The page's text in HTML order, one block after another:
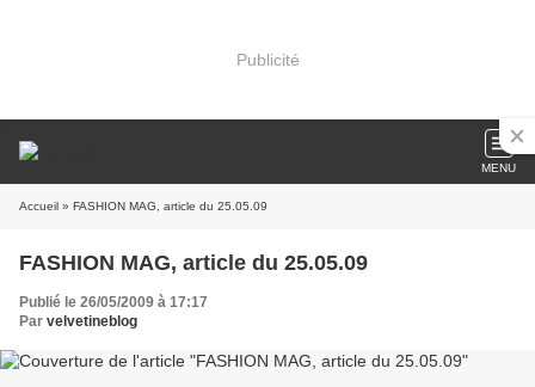
Publicité
MENU
Accueil » FASHION MAG, article du 25.05.09
FASHION MAG, article du 25.05.09
Publié le 26/05/2009 à 17:17
Par velvetineblog